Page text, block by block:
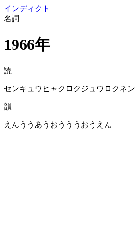
インディクト
名詞
1966年
読
センキュウヒャクロクジュウロクネン
韻
えんううあうおうううおうえん